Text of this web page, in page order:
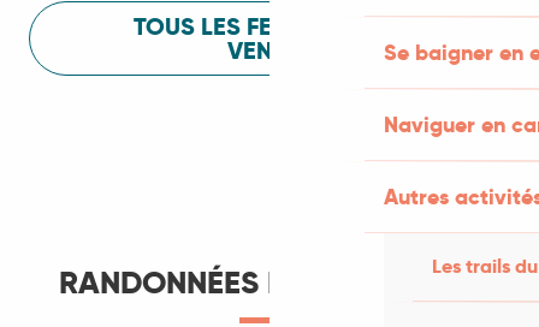
Se baigner en
Naviguer en
Autres
Les trails
TOUS LES FESTIVALS À
VENIR
RANDONNÉES ET ITINÉRANCE